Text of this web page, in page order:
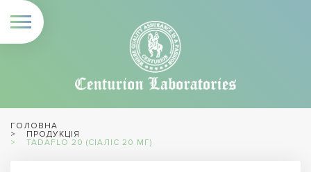
ГОЛОВНА
ПРОДУКЦІЯ
TADAFLO 20 (СІАЛІС 20 МГ)